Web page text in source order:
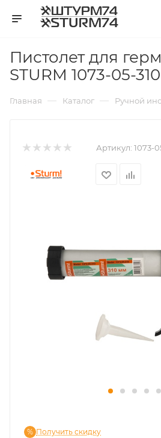
Пистолет для
STURM 1073-05-310
Главная — Каталог — Ручной
Артикул: 1073-
Получить скидку